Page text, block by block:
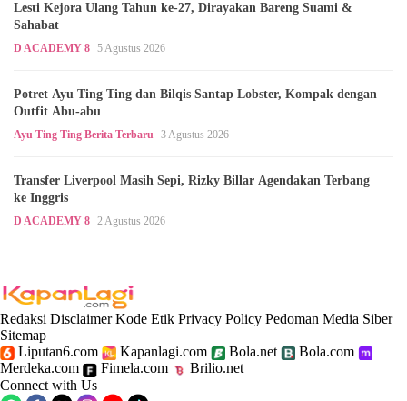
Lesti Kejora Ulang Tahun ke-27, Dirayakan Bareng Suami &
Sahabat
D ACADEMY 8 5 Agustus 2026
Potret Ayu Ting Ting dan Bilqis Santap Lobster, Kompak dengan
Outfit Abu-abu
Ayu Ting Ting Berita Terbaru 3 Agustus 2026
Transfer Liverpool Masih Sepi, Rizky Billar Agendakan Terbang
ke Inggris
D ACADEMY 8 2 Agustus 2026
Redaksi Disclaimer Kode Etik Privacy Policy Pedoman Media Siber
Sitemap
Liputan6.com
Kapanlagi.com Bola.net
Bola.com
Merdeka.com
Fimela.com
Brilio.net
Connect with Us